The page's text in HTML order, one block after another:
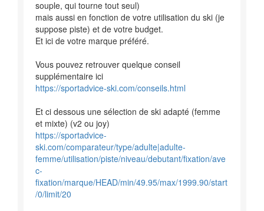
souple, qui tourne tout seul)
mais aussi en fonction de votre utilisation du ski (je
suppose piste) et de votre budget.
Et ici de votre marque préféré.
Vous pouvez retrouver quelque conseil
supplémentaire ici
https://sportadvice-ski.com/conseils.html
Et ci dessous une sélection de ski adapté (femme
et mixte) (v2 ou joy)
https://sportadvice-
ski.com/comparateur/type/adulte|adulte-
femme/utilisation/piste/niveau/debutant/fixation/ave
c-
fixation/marque/HEAD/min/49.95/max/1999.90/start
/0/limit/20